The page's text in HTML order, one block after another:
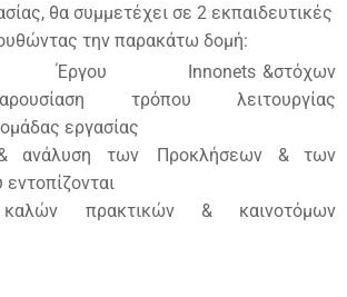
θα συμμετέχει σε 2 εκπαιδευτικές
την παρακάτω δομή:
Έργου
Innonets &στόχων
τρόπου λειτουργίας
εργασίας
ανάλυση των
Προκλήσεων & των
καλών πρακτικών & καινοτόμων